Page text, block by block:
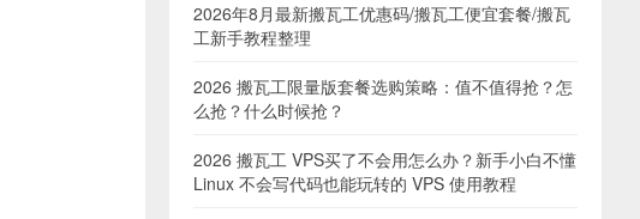
2026年8月最新搬瓦工优惠码/搬瓦工便宜套餐/搬瓦
工新手教程整理
2026 搬瓦工限量版套餐选购策略：值不值得抢？怎
么抢？什么时候抢？
2026 搬瓦工 VPS买了不会用怎么办？新手小白不懂
Linux 不会写代码也能玩转的 VPS 使用教程